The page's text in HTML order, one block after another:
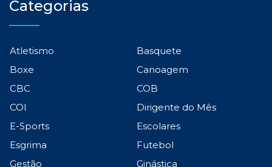
Categorias
Atletismo
Basquete
Boxe
Canoagem
CBC
COB
COI
Dirigente do Mês
E-Sports
Escolares
Esgrima
Futebol
Gestão
Ginástica